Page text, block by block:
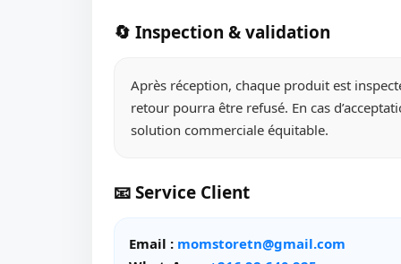
🔄 Inspection & validation
Après réception, chaque produit est
retour pourra être refusé. En cas
solution commerciale équitable.
📧 Service Client
Email : momstoretn@gmail.com